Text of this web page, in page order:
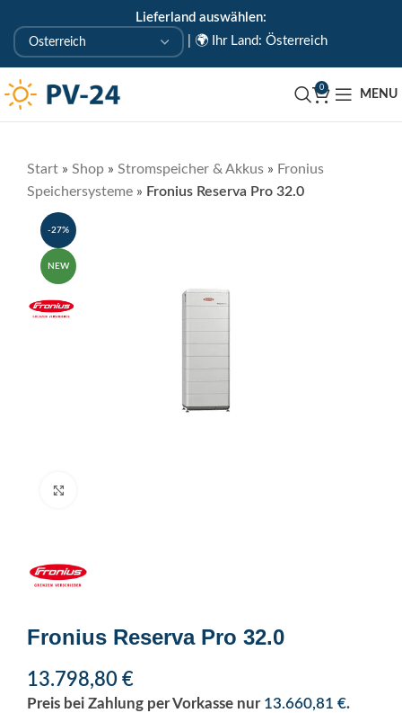
Lieferland auswählen:
🌍 Ihr Land: Österreich
0
MENU
Start » Shop » Stromspeicher & Akkus » Fronius
Speichersysteme » Fronius Reserva Pro 32.0
-27%
NEW
Fronius Reserva Pro 32.0
13.798,80 €
Preis bei Zahlung per Vorkasse nur 13.660,81 €.
KOSTENLOSE ABHOLUNG IN UNSEREM ABHOLLAGER
🇦🇹 Uderns/Zillertal/Tirol